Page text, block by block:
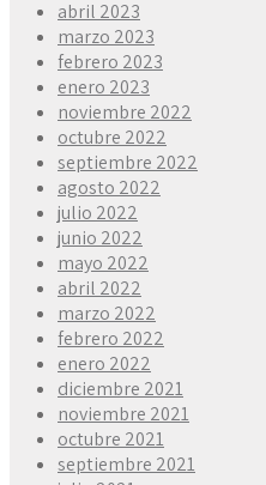
abril 2023
marzo 2023
febrero 2023
enero 2023
noviembre 2022
octubre 2022
septiembre 2022
agosto 2022
julio 2022
junio 2022
mayo 2022
abril 2022
marzo 2022
febrero 2022
enero 2022
diciembre 2021
noviembre 2021
octubre 2021
septiembre 2021